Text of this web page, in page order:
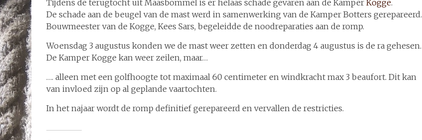
Tijdens de terugtocht uit Maasbommel is er helaas schade gevaren aan de Kamper Kogge.
De schade aan de beugel van de mast werd in samenwerking van de Kamper Botters gerepareerd.
Bouwmeester van de Kogge, Kees Sars, begeleidde de noodreparaties aan de romp.
Woensdag 3 augustus konden we de mast weer zetten en donderdag 4 augustus is de ra gehesen.
De Kamper Kogge kan weer zeilen, maar…
…. alleen met een golfhoogte tot maximaal 60 centimeter en windkracht max 3 beaufort. Dit kan
van invloed zijn op al geplande vaartochten.
In het najaar wordt de romp definitief gerepareerd en vervallen de restricties.